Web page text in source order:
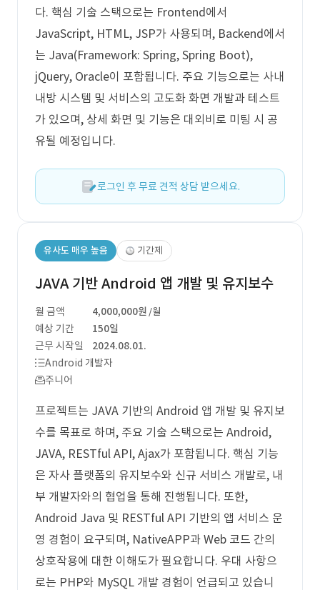
다. 핵심 기술 스택으로는 Frontend에서
JavaScript, HTML, JSP가 사용되며, Backend에서
는 Java(Framework: Spring, Spring Boot),
jQuery, Oracle이 포함됩니다. 주요 기능으로는 사내
내방 시스템 및 서비스의 고도화 화면 개발과 테스트
가 있으며, 상세 화면 및 기능은 대외비로 미팅 시 공
유될 예정입니다.
로그인 후 무료 견적 상담 받으세요.
유사도 매우 높음 기간제
JAVA 기반 Android 앱 개발 및 유지보수
월 금액 4,000,000원 /월
예상 기간
150일
근무 시작일
2024.08.01.
Android 개발자
주니어
프로젝트는 JAVA 기반의 Android 앱 개발 및 유지보
수를 목표로 하며, 주요 기술 스택으로는 Android,
JAVA, RESTful API, Ajax가 포함됩니다. 핵심 기능
은 자사 플랫폼의 유지보수와 신규 서비스 개발로, 내
부 개발자와의 협업을 통해 진행됩니다. 또한,
Android Java 및 RESTful API 기반의 앱 서비스 운
영 경험이 요구되며, NativeAPP과 Web 코드 간의
상호작용에 대한 이해도가 필요합니다. 우대 사항으
로는 PHP와 MySQL 개발 경험이 언급되고 있습니